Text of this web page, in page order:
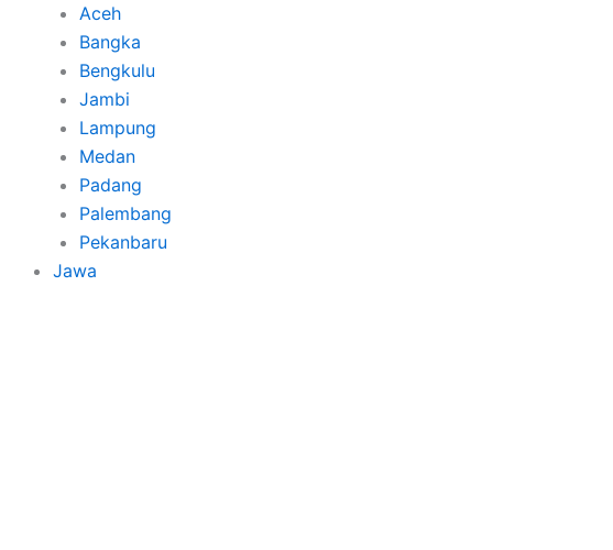
Aceh
Bangka
Bengkulu
Jambi
Lampung
Medan
Padang
Palembang
Pekanbaru
Jawa